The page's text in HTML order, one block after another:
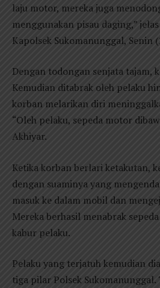
laju motor, mereka juga
menggunakan pisau daging,”
Kapolsek Sukomanunggal, Senin
Dengan todongan senjata tajam,
Kemudian ditabrak oleh pelaku
korban melarikan diri
“Oleh pelaku, sepeda motor
Akhiyar.
Ketika korban berlari ketakutan,
dengan suaminya yang
masuk ke dalam mobil dan
Mereka berhasil menabrak
kabur pelaku.
Pelaku yang terjatuh kemudian
tiga pilar Polsek Sukomanunggal.